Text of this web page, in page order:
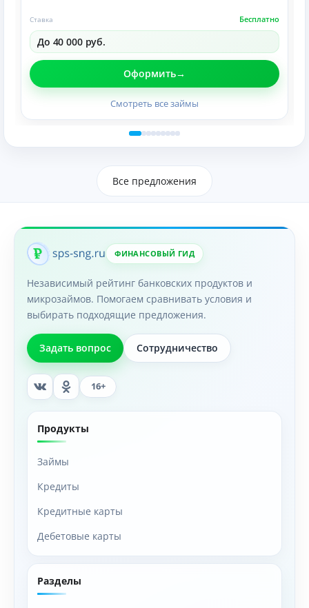
Бесплатно
Ставка
До 40 000 руб.
Оформить
Смотреть все займы
Все предложения
ФИНАНСОВЫЙ ГИД
Независимый рейтинг банковских продуктов и
микрозаймов. Помогаем сравнивать условия и
выбирать подходящие предложения.
Задать вопрос Сотрудничество
16+
Продукты
Займы
Кредиты
Кредитные карты
Дебетовые карты
Разделы